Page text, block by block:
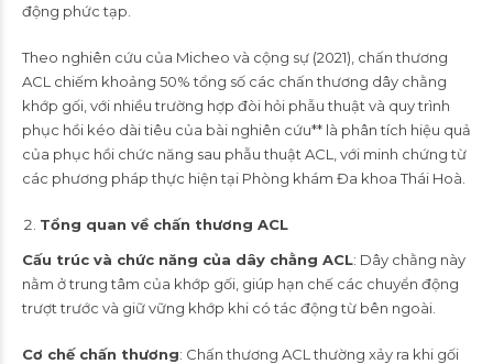
động phức tạp.
Theo nghiên cứu của Micheo và cộng sự (2021), chấn thương
ACL chiếm khoảng 50% tổng số các chấn thương dây chằng
khớp gối, với nhiều trường hợp đòi hỏi phẫu thuật và quy trình
phục hồi kéo dài tiêu của bài nghiên cứu** là phân tích hiệu quả
của phục hồi chức năng sau phẫu thuật ACL, với minh chứng từ
các phương pháp thực hiện tại Phòng khám Đa khoa Thái Hoà.
Tổng quan về chấn thương ACL
Cấu trúc và chức năng của dây chằng ACL: Dây chằng này
nằm ở trung tâm của khớp gối, giúp hạn chế các chuyển động
trượt trước và giữ vững khớp khi có tác động từ bên ngoài.
Cơ chế chấn thương: Chấn thương ACL thường xảy ra khi gối